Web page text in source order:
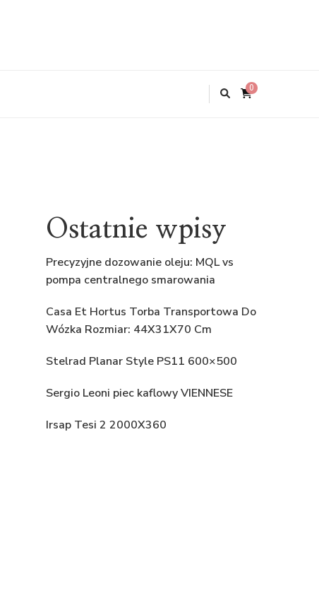
0
Ostatnie wpisy
Precyzyjne dozowanie oleju: MQL vs
pompa centralnego smarowania
Casa Et Hortus Torba Transportowa Do
Wózka Rozmiar: 44X31X70 Cm
Stelrad Planar Style PS11 600×500
Sergio Leoni piec kaflowy VIENNESE
Irsap Tesi 2 2000X360